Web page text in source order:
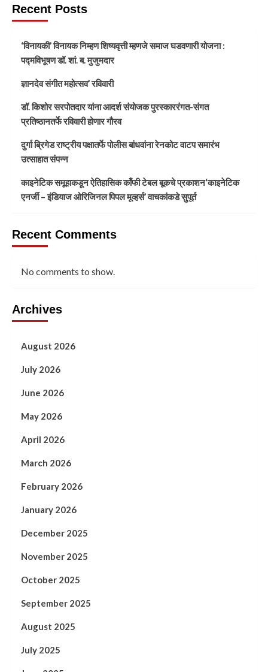
Recent Posts
‘विनायकी’ विनायक निम्हण शिष्यवृत्ती म्हणजे समाज घडवणारी योजना :
पद्मविभूषण डॉ. शां. ब. मुजुमदार
ज्ञानदेव संगीत महोत्सव’ रविवारी
डॉ. किशोर सरपोतदार यांना आदर्श संयोजक पुरस्काररंगत-संगत
प्रतिष्ठानतर्फे रविवारी होणार गौरव
दुर्गा ब्रिगेड राष्ट्रीय पक्षातर्फे पोलीस बांधवांना रेनकोट वाटप समारंभ
उत्साहात संपन्न
काइनेटिक समूहाकडून ऐतिहासिक काँफी टेबल बूकचे प्रकाशन‘काइनेटिक
एनर्जी – इंडियाज ओरिजिनल पिपल मूव्हर्स’ वाचकांकडे सुपूर्त
Recent Comments
No comments to show.
Archives
August 2026
July 2026
June 2026
May 2026
April 2026
March 2026
February 2026
January 2026
December 2025
November 2025
October 2025
September 2025
August 2025
July 2025